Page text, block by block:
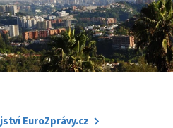
EuroZprávy.cz